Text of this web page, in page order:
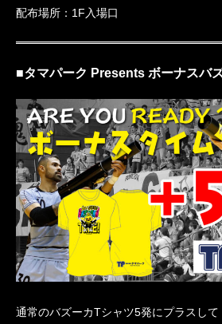
配布場所：1F入場口
■タマパーク Presents ボーナスバ
通常のバズーカTシャツ5発にプラスし